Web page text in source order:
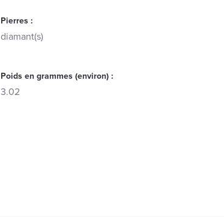
Pierres :
diamant(s)
Poids en grammes (environ) :
3.02